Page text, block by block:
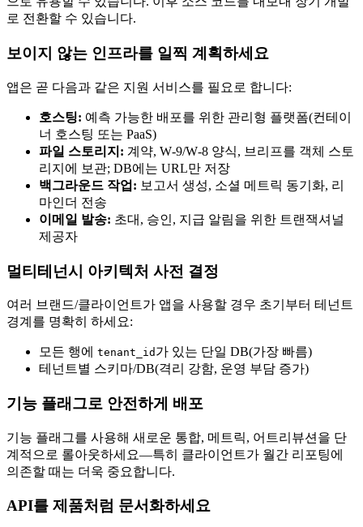
로 전환할 수 있습니다.
보이지 않는 인프라를 일찍 계획하세요
앱은 곧 다음과 같은 지원 서비스를 필요로 합니다:
호스팅: 예측 가능한 배포를 위한 관리형 플랫폼(컨테이
너 호스팅 또는 PaaS)
파일 스토리지: 계약, W‑9/W‑8 양식, 브리프를 객체 스토
리지에 보관; DB에는 URL만 저장
백그라운드 작업: 보고서 생성, 소셜 메트릭 동기화, 리
마인더 전송
이메일 발송: 초대, 승인, 지급 알림을 위한 트랜잭셔널
제공자
멀티테넌시 아키텍처 사전 결정
여러 브랜드/클라이언트가 앱을 사용할 경우 초기부터 테넌트
경계를 명확히 하세요:
모든 행에 tenant_id 가 있는 단일 DB(가장 빠름)
테넌트별 스키마/DB(격리 강함, 운영 부담 증가)
기능 플래그로 안전하게 배포
기능 플래그를 사용해 새로운 통합, 메트릭, 어트리뷰션을 단
계적으로 롤아웃하세요—특히 클라이언트가 월간 리포팅에
의존할 때는 더욱 중요합니다.
API를 제품처럼 문서화하세요